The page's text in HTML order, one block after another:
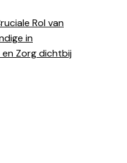
Rol van
in
en Zorg dichtbij